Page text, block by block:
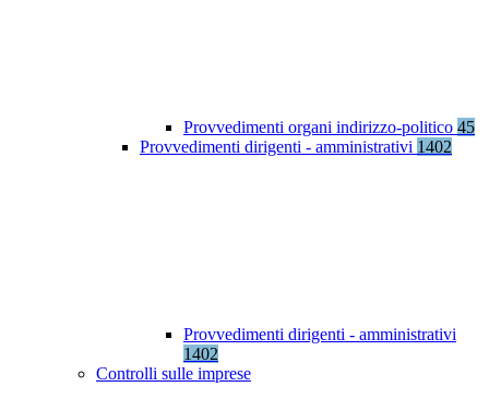
Provvedimenti organi indirizzo-politico 45
Provvedimenti dirigenti - amministrativi 1402
Provvedimenti dirigenti - amministrativi
1402
Controlli sulle imprese